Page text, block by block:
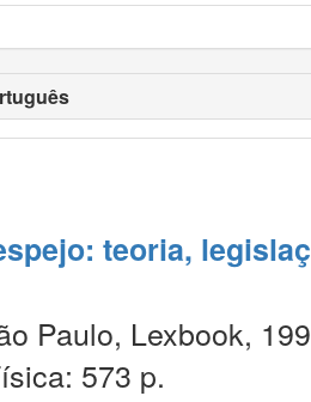
teoria,
Paulo, Lexbook,
573 p.